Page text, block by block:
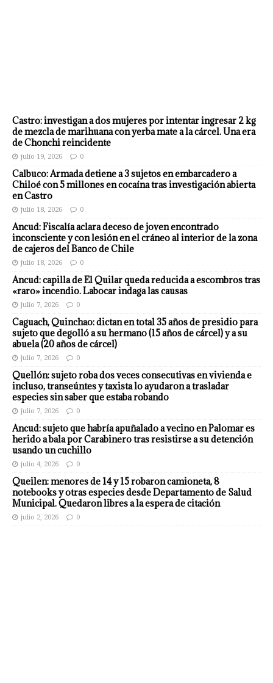
Castro: investigan a dos mujeres por intentar ingresar 2 kg
de mezcla de marihuana con yerba mate a la cárcel. Una era
de Chonchi reincidente
julio 19, 2026 0
Calbuco: Armada detiene a 3 sujetos en embarcadero a
Chiloé con 5 millones en cocaína tras investigación abierta
en Castro
julio 18, 2026 0
Ancud: Fiscalía aclara deceso de joven encontrado
inconsciente y con lesión en el cráneo al interior de la zona
de cajeros del Banco de Chile
julio 18, 2026 0
Ancud: capilla de El Quilar queda reducida a escombros tras
«raro» incendio. Labocar indaga las causas
julio 7, 2026 0
Caguach, Quinchao: dictan en total 35 años de presidio para
sujeto que degolló a su hermano (15 años de cárcel) y a su
abuela (20 años de cárcel)
julio 7, 2026 0
Quellón: sujeto roba dos veces consecutivas en vivienda e
incluso, transeúntes y taxista lo ayudaron a trasladar
especies sin saber que estaba robando
julio 7, 2026 0
Ancud: sujeto que habría apuñalado a vecino en Palomar es
herido a bala por Carabinero tras resistirse a su detención
usando un cuchillo
julio 4, 2026 0
Queilen: menores de 14 y 15 robaron camioneta, 8
notebooks y otras especies desde Departamento de Salud
Municipal. Quedaron libres a la espera de citación
julio 2, 2026 0